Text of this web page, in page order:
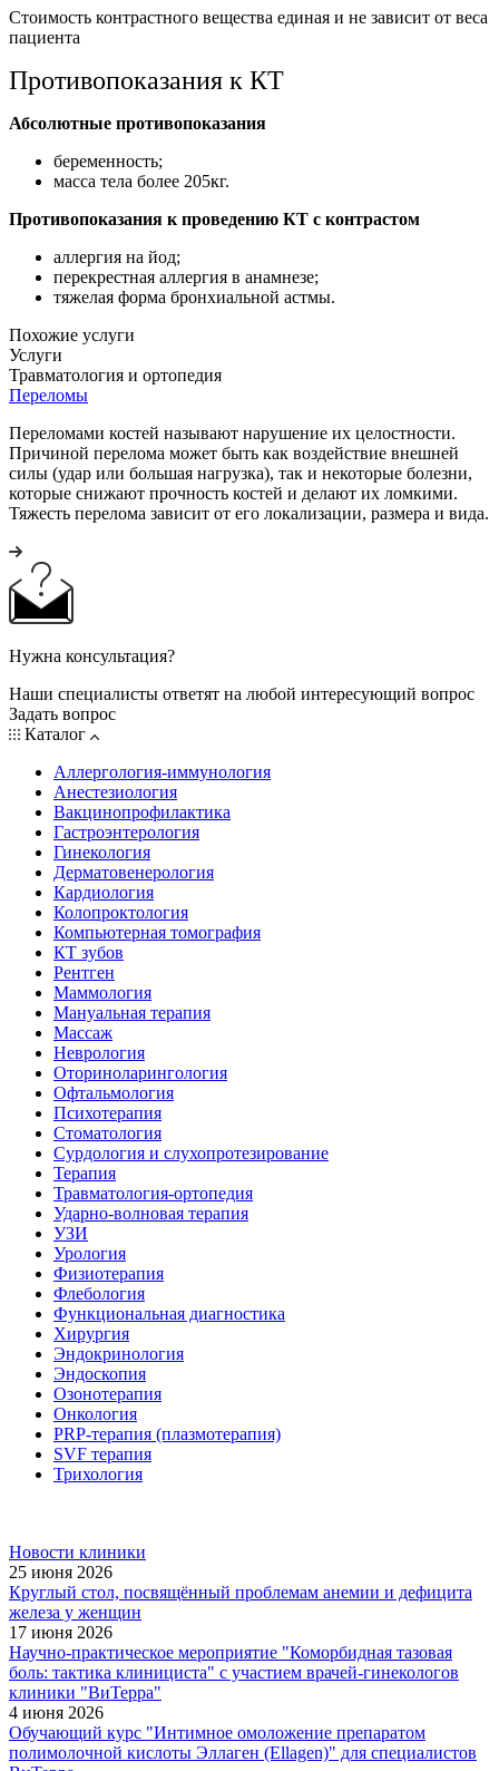
Стоимость контрастного вещества единая и не зависит от веса
пациента
Противопоказания к КТ
Абсолютные противопоказания
беременность;
масса тела более 205кг.
Противопоказания к проведению КТ с контрастом
аллергия на йод;
перекрестная аллергия в анамнезе;
тяжелая форма бронхиальной астмы.
Похожие услуги
Услуги
Травматология и ортопедия
Переломы
Переломами костей называют нарушение их целостности.
Причиной перелома может быть как воздействие внешней
силы (удар или большая нагрузка), так и некоторые болезни,
которые снижают прочность костей и делают их ломкими.
Тяжесть перелома зависит от его локализации, размера и вида.
Нужна консультация?
Наши специалисты ответят на любой интересующий вопрос
Задать вопрос
Каталог
Аллергология-иммунология
Анестезиология
Вакцинопрофилактика
Гастроэнтерология
Гинекология
Дерматовенерология
Кардиология
Колопроктология
Компьютерная томография
КТ зубов
Рентген
Маммология
Мануальная терапия
Массаж
Неврология
Оториноларингология
Офтальмология
Психотерапия
Стоматология
Сурдология и слухопротезирование
Терапия
Травматология-ортопедия
Ударно-волновая терапия
УЗИ
Урология
Физиотерапия
Флебология
Функциональная диагностика
Хирургия
Эндокринология
Эндоскопия
Озонотерапия
Онкология
PRP-терапия (плазмотерапия)
SVF терапия
Трихология
Новости клиники
25 июня 2026
Круглый стол, посвящённый проблемам анемии и дефицита
железа у женщин
17 июня 2026
Научно-практическое мероприятие "Коморбидная тазовая
боль: тактика клинициста" с участием врачей-гинекологов
клиники "ВиТерра"
4 июня 2026
Обучающий курс "Интимное омоложение препаратом
полимолочной кислоты Эллаген (Ellagen)" для специалистов